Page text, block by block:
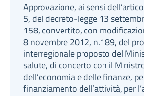
Approvazione, ai sensi
5, del decreto-legge 13
158, convertito, con
8 novembre 2012, n.189, del
interregionale proposto del
salute, di concerto con il
dell’economia e delle finanze,
finanziamento dell’attività, per